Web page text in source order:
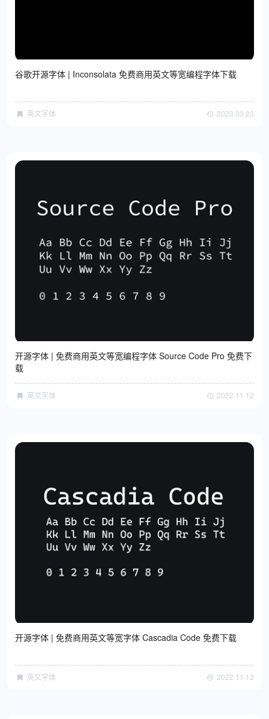
谷歌开源字体 | Inconsolata 免费商用英文等宽编程字体下载
英文字体 2023·03·23
开源字体 | 免费商用英文等宽编程字体 Source Code Pro 免费下
载
英文字体 2022·11·12
开源字体 | 免费商用英文等宽字体 Cascadia Code 免费下载
英文字体 2022·11·12